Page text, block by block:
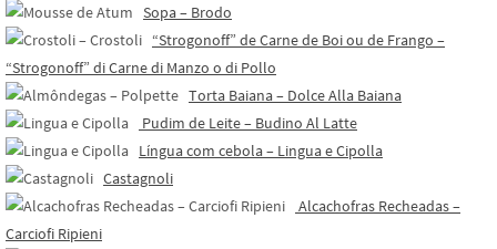
Sopa – Brodo
“Strogonoff” de Carne de Boi ou de Frango –
“Strogonoff” di Carne di Manzo o di Pollo
Torta Baiana – Dolce Alla Baiana
Pudim de Leite – Budino Al Latte
Língua com cebola – Lingua e Cipolla
Castagnoli
Alcachofras Recheadas –
Carciofi Ripieni